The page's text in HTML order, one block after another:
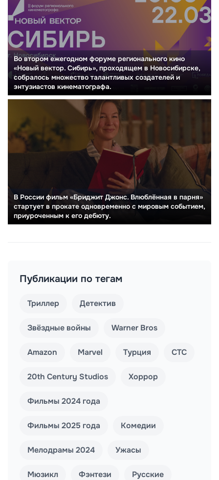
Во втором ежегодном форуме регионального кино
«Новый вектор. Сибирь», проходящем в Новосибирске,
собралось множество талантливых создателей и
энтузиастов кинематографа.
В России фильм «Бриджит Джонс. Влюблённая в парня»
стартует в прокате одновременно с мировым событием,
приуроченным к его дебюту.
Публикации по тегам
Триллер Детектив
Звёздные войны Warner Bros
Amazon Marvel Турция СТС
20th Century Studios Хоррор
Фильмы 2024 года
Фильмы 2025 года Комедии
Мелодрамы 2024 Ужасы
Мюзикл Фэнтези Русские